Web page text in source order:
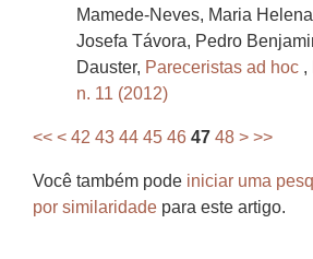
Mamede-Neves, Maria
Josefa Távora, Pedro
Dauster, Pareceristas ad hoc ,
n. 11 (2012)
<< < 42 43 44 45 46 47 48 > >>
Você também pode iniciar uma
por similaridade para este artigo.